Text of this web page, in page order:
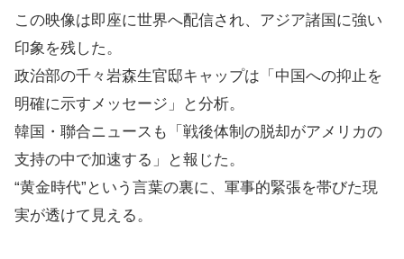
この映像は即座に世界へ配信され、アジア諸国に強い
印象を残した。
政治部の千々岩森生官邸キャップは「中国への抑止を
明確に示すメッセージ」と分析。
韓国・聯合ニュースも「戦後体制の脱却がアメリカの
支持の中で加速する」と報じた。
“黄金時代”という言葉の裏に、軍事的緊張を帯びた現
実が透けて見える。